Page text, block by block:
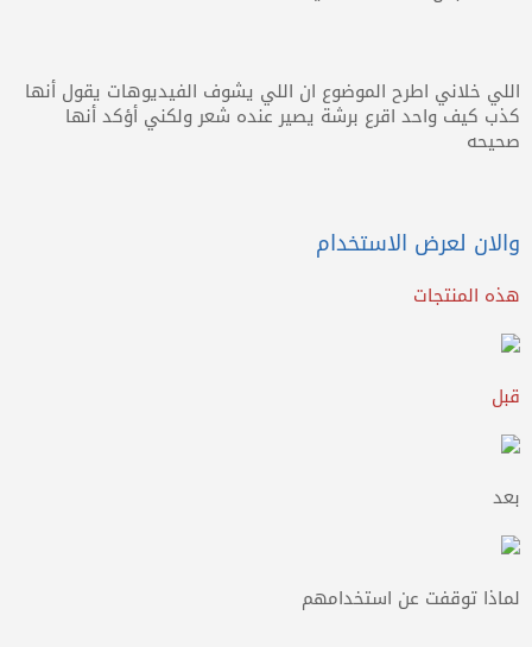
اللي خلاني اطرح الموضوع ان اللي يشوف الفيديوهات يقول أنها
كذب كيف واحد اقرع برشة يصير عنده شعر ولكني أؤكد أنها
صحيحه
والان لعرض الاستخدام
هذه المنتجات
قبل
بعد
لماذا توقفت عن استخدامهم